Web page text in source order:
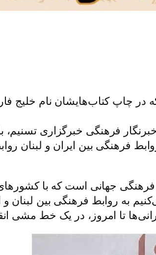
چاپ کتاب‌هایشان نام خلیج
فرهنگی خبرگزاری تسنیم،
فرهنگی بین ایران و لبنان
فرهنگی جهانی است که با
به روابط فرهنگی بین لبنان و
تا امروز،‌ در یک خط مشی